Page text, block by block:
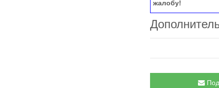
жалобу!